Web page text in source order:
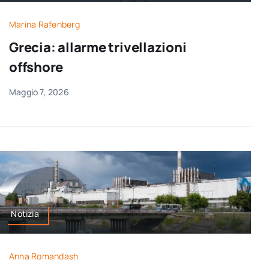
Newsletter
Marina Rafenberg
Grecia: allarme trivellazioni
offshore
Maggio 7, 2026
Notizia
Anna Romandash